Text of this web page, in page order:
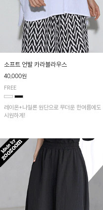
소프트 언발 카라블라우스
40,000원
FREE
레이온+나일론 원단으로 무더운 한여름에도
시원하게!